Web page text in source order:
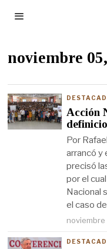
noviembre
Acción
Por
arrancó y
precisó
por el
Nacional
el caso